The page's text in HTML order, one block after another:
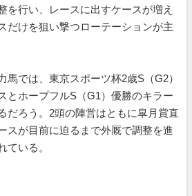
を行い、レースに出すケースが増え
だけを狙い撃つローテーションが主
では、東京スポーツ杯2歳S（G2）
とホープフルS（G1）優勝のキラー
だろう。2頭の陣営はともに皐月賞直
スが目前に迫るまで外厩で調整を進
ている。